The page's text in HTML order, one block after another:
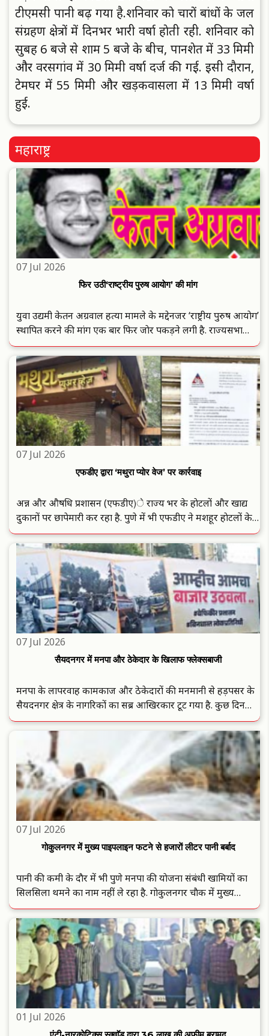
टीएमसी पानी बढ़ गया है.शनिवार काे चाराें बांधाें के जल
संग्रहण क्षेत्राें में दिनभर भारी वर्षा हाेती रही. शनिवार काे
सुबह 6 बजे से शाम 5 बजे के बीच, पानशेत में 33 मिमी
और वरसगांव में 30 मिमी वर्षा दर्ज की गई. इसी दाैरान,
टेमघर में 55 मिमी और खड़कवासला में 13 मिमी वर्षा
हुई.
महाराष्ट्र
07 Jul 2026
फिर उठी‘राष्ट्रीय पुरुष आयाेग’ की मांग
युवा उद्यमी केतन अग्रवाल हत्या मामले के मद्देनजर ‘राष्ट्रीय पुरुष आयाेग’
स्थापित करने की मांग एक बार फिर जाेर पकड़ने लगी है. राज्यसभा
सदस्य और लवली प्राेफेशनल यूनिवर्सिटी के संस्थापक अशाेक कुमार
मित्तल ने इस मामले का उल्लेख करते हुए यह रुख अपनाया ..
07 Jul 2026
एफडीए द्वारा ‘मथुरा प्याेर वेज’ पर कार्रवाइ
अन्न और औषधि प्रशासन (एफडीए)े राज्य भर के हाेटलाें और खाद्य
दुकानाें पर छापेमारी कर रहा है. पुणे में भी एफडीए ने मशहूर हाेटलाें के
खिलाफ कार्रवाई की है. मथुरा प्याेर वेज हाेटल काे बंद करने का आदेश
दिया गया है. सात हाेटलाें के लाइसेंस भी निलंबित ..
07 Jul 2026
सैयदनगर में मनपा और ठेकेदार के खिलाफ फ्लेक्सबाजी
मनपा के लापरवाह कामकाज और ठेकेदाराें की मनमानी से हड़पसर के
सैयदनगर क्षेत्र के नागरिकाें का सब्र आखिरकार टूट गया है. कुछ दिन
पहले बारिश के ड्रेनेज लाइन बिछाने के लिए खाेदी गई मुख्य सड़क काे
काम पूरा हाेने के बाद भी पहले जैसी स्थिति में नहीं लाए जाने ..
07 Jul 2026
गाेकुलनगर में मुख्य पाइपलाइन फटने से हजाराें लीटर पानी बर्बाद
पानी की कमी के दाैर में भी पुणे मनपा की याेजना संबंधी खामियाें का
सिलसिला थमने का नाम नहीं ले रहा है. गाेकुलनगर चाैक में मुख्य
पाइपलाइन फटने से लाखाें लीटर पानी सड़क पर बर्बाद हाे गया, जिससे
नागरिकाें में तीव्र नाराजगी व्यक्त की जा रही है.इस मामले ..
01 Jul 2026